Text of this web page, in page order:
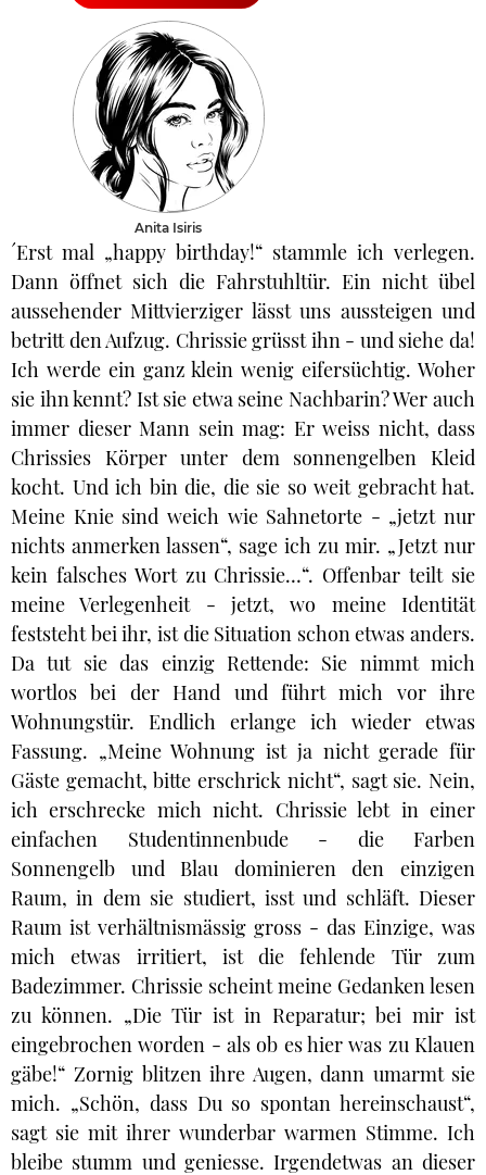
Anita Isiris
´Erst mal „happy birthday!“ stammle ich verlegen.
Dann öffnet sich die Fahrstuhltür. Ein nicht übel
aussehender Mittvierziger lässt uns aussteigen und
betritt den Aufzug. Chrissie grüsst ihn - und siehe da!
Ich werde ein ganz klein wenig eifersüchtig. Woher
sie ihn kennt? Ist sie etwa seine Nachbarin? Wer auch
immer dieser Mann sein mag: Er weiss nicht, dass
Chrissies Körper unter dem sonnengelben Kleid
kocht. Und ich bin die, die sie so weit gebracht hat.
Meine Knie sind weich wie Sahnetorte - „jetzt nur
nichts anmerken lassen“, sage ich zu mir. „Jetzt nur
kein falsches Wort zu Chrissie…“. Offenbar teilt sie
meine Verlegenheit - jetzt, wo meine Identität
feststeht bei ihr, ist die Situation schon etwas anders.
Da tut sie das einzig Rettende: Sie nimmt mich
wortlos bei der Hand und führt mich vor ihre
Wohnungstür. Endlich erlange ich wieder etwas
Fassung. „Meine Wohnung ist ja nicht gerade für
Gäste gemacht, bitte erschrick nicht“, sagt sie. Nein,
ich erschrecke mich nicht. Chrissie lebt in einer
einfachen Studentinnenbude - die Farben
Sonnengelb und Blau dominieren den einzigen
Raum, in dem sie studiert, isst und schläft. Dieser
Raum ist verhältnismässig gross - das Einzige, was
mich etwas irritiert, ist die fehlende Tür zum
Badezimmer. Chrissie scheint meine Gedanken lesen
zu können. „Die Tür ist in Reparatur; bei mir ist
eingebrochen worden - als ob es hier was zu Klauen
gäbe!“ Zornig blitzen ihre Augen, dann umarmt sie
mich. „Schön, dass Du so spontan hereinschaust“,
sagt sie mit ihrer wunderbar warmen Stimme. Ich
bleibe stumm und geniesse. Irgendetwas an dieser